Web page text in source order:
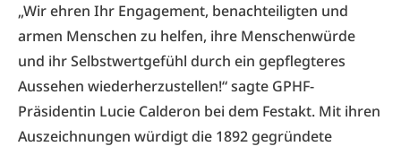
„Wir ehren Ihr Engagement, benachteiligten und
armen Menschen zu helfen, ihre Menschenwürde
und ihr Selbstwertgefühl durch ein gepflegteres
Aussehen wiederherzustellen!“ sagte GPHF-
Präsidentin Lucie Calderon bei dem Festakt. Mit ihren
Auszeichnungen würdigt die 1892 gegründete